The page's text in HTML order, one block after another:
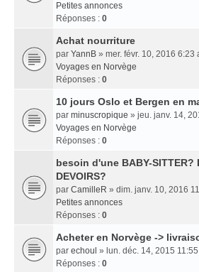
Petites annonces
Réponses : 0
Achat nourriture
par YannB » mer. févr. 10, 2016 6:23
Voyages en Norvège
Réponses : 0
10 jours Oslo et Bergen en
par minuscropique » jeu. janv. 14,
Voyages en Norvège
Réponses : 0
besoin d'une BABY-SITTER?
DEVOIRS?
par CamilleR » dim. janv. 10, 2016
Petites annonces
Réponses : 0
Acheter en Norvège ->
par echoul » lun. déc. 14, 2015
Réponses : 0